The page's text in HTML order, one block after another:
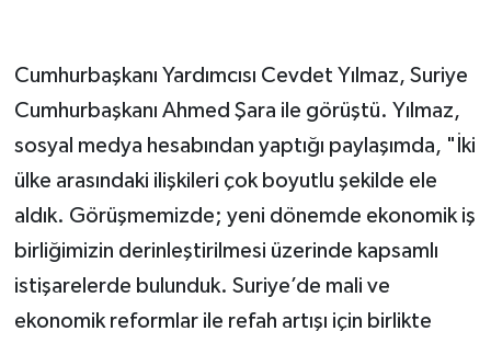
Cumhurbaşkanı Yardımcısı Cevdet Yılmaz, Suriye
Cumhurbaşkanı Ahmed Şara ile görüştü. Yılmaz,
sosyal medya hesabından yaptığı paylaşımda, "İki
ülke arasındaki ilişkileri çok boyutlu şekilde ele
aldık. Görüşmemizde; yeni dönemde ekonomik iş
birliğimizin derinleştirilmesi üzerinde kapsamlı
istişarelerde bulunduk. Suriye’de mali ve
ekonomik reformlar ile refah artışı için birlikte